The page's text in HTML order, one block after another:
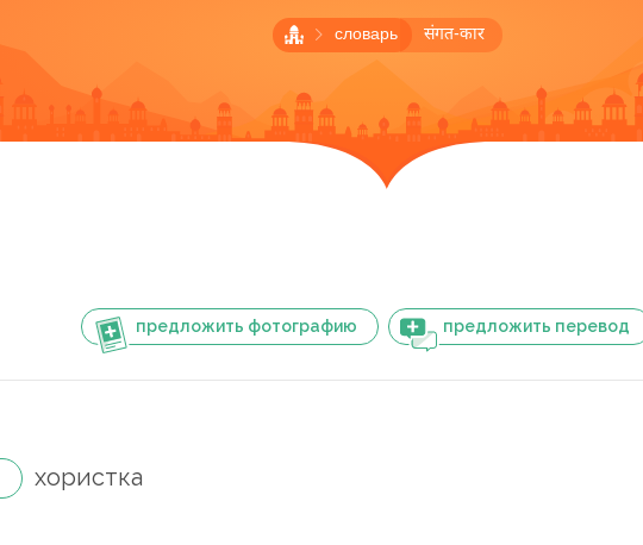
словарь संगत-कार
предложить фотографию предложить перевод
хористка